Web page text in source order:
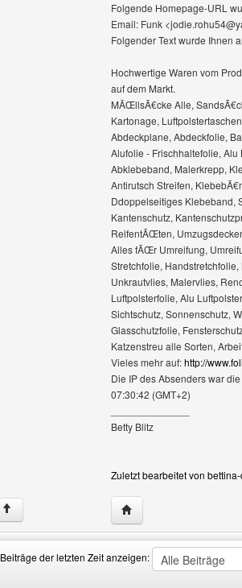
Folgende Homepage-URL
Email: Funk
Folgender Text wurde Ihnen
Hochwertige Waren vom
auf dem Markt.
MÃŒllsÃ€cke Alle,
Kartonage,
Abdeckplane, Abdeckfolie,
Alufolie - Frischhaltefolie,
Abklebeband, Malerkrepp,
Antirutsch Streifen,
Ddoppelseitiges Klebeband,
Kantenschutz,
ReifentÃŒten,
Alles fÃŒr Umreifung,
Stretchfolie,
Unkrautvlies, Malervlies,
Luftpolsterfolie, Alu
Sichtschutz, Sonnenschutz,
Glasschutzfolie,
Katzenstreu alle Sorten,
Vieles mehr auf:http://
Die IP des Absenders war
07:30:42 (GMT+2)
Betty Blitz
Zuletzt bearbeitet von
↑ Website dieses
Beiträge der letzten Zeit anzeigen: